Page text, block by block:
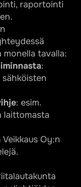
raportointi
monella tavalla:
:
: esim.
laittomasta
Veikkaus Oy:n